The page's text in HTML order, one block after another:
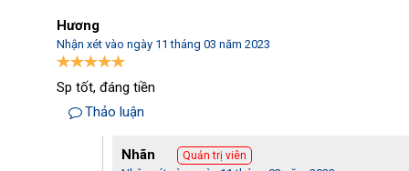
- Ngành chế biến thực phẩm: Tham gia vào quá trình
quản đông lạnh các sản phẩm thủy hải sản, thịt gia súc, gia
- Ngành nhựa: Sản xuất bao bì nhựa, làm mát máy ép
quả,...
- Ngành luyện kim: Làm mát các lô cán thép, nhôm,
trình sản xuất phôi thép,...
Bên cạnh đó còn tham gia vào quá trình sản xuất và
Hương
Nhận xét vào ngày 11 tháng 03 năm 2023
Sp tốt, đáng tiền
Thảo luận
Nhãn Quản trị viên